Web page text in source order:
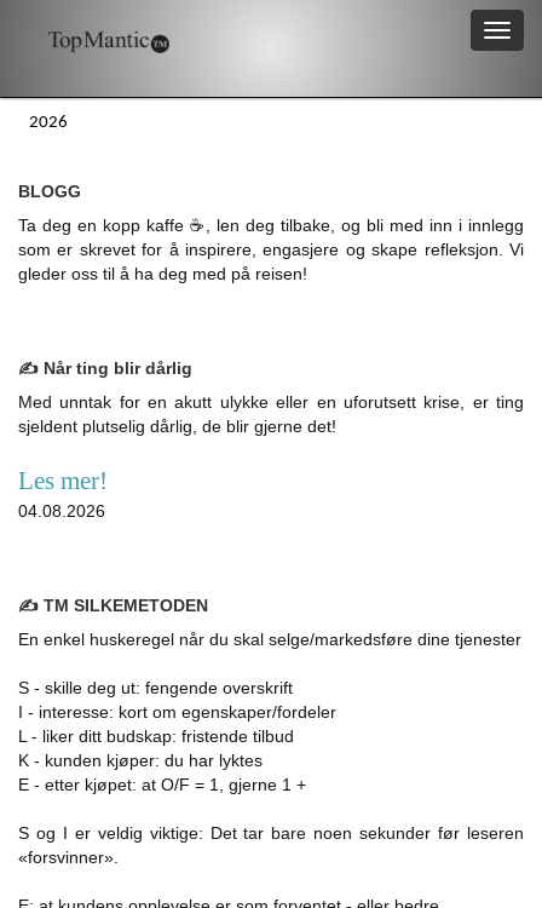
2026
BLOGG
Ta deg en kopp kaffe ☕, len deg tilbake, og bli med inn i innlegg
som er skrevet for å inspirere, engasjere og skape refleksjon. Vi
gleder oss til å ha deg med på reisen!
✍️ Når ting blir dårlig
Med unntak for en akutt ulykke eller en uforutsett krise, er ting
sjeldent plutselig dårlig, de blir gjerne det!
Les mer!
04.08.2026
✍️ TM SILKEMETODEN
En enkel huskeregel når du skal selge/markedsføre dine tjenester
S - skille deg ut: fengende overskrift
I - interesse: kort om egenskaper/fordeler
L - liker ditt budskap: fristende tilbud
K - kunden kjøper: du har lyktes
E - etter kjøpet: at O/F = 1, gjerne 1 +
S og I er veldig viktige: Det tar bare noen sekunder før leseren
«forsvinner».